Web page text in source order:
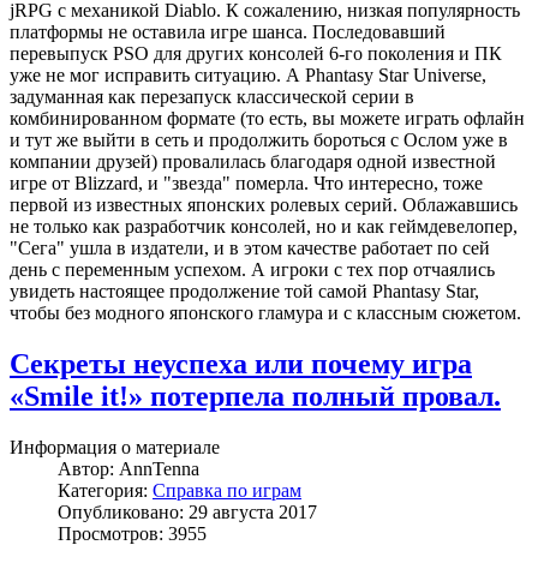
jRPG с механикой Diablo. К сожалению, низкая популярность
платформы не оставила игре шанса. Последовавший
перевыпуск PSO для других консолей 6-го поколения и ПК
уже не мог исправить ситуацию. А Phantasy Star Universe,
задуманная как перезапуск классической серии в
комбинированном формате (то есть, вы можете играть офлайн
и тут же выйти в сеть и продолжить бороться с Ослом уже в
компании друзей) провалилась благодаря одной известной
игре от Blizzard, и "звезда" померла. Что интересно, тоже
первой из известных японских ролевых серий. Облажавшись
не только как разработчик консолей, но и как геймдевелопер,
"Сега" ушла в издатели, и в этом качестве работает по сей
день с переменным успехом. А игроки с тех пор отчаялись
увидеть настоящее продолжение той самой Phantasy Star,
чтобы без модного японского гламура и с классным сюжетом.
Секреты неуспеха или почему игра
«Smile it!» потерпела полный провал.
Информация о материале
Автор: AnnTenna
Категория: Справка по играм
Опубликовано: 29 августа 2017
Просмотров: 3955